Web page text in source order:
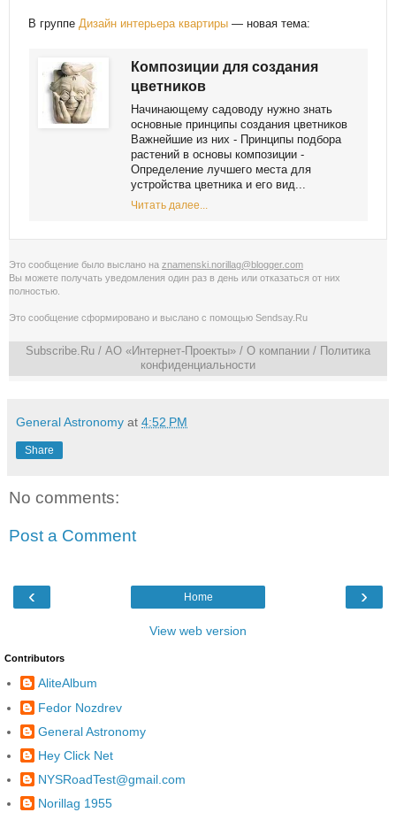
В группе Дизайн интерьера квартиры — новая тема:
Композиции для создания
цветников
Начинающему садоводу нужно знать
основные принципы создания цветников
Важнейшие из них - Принципы подбора
растений в основы композиции -
Определение лучшего места для
устройства цветника и его вид...
Читать далее...
Это сообщение было выслано на znamenski.norillag@blogger.com
Вы можете получать уведомления один раз в день или отказаться от них
полностью
Это сообщение сформировано и выслано с помощью Sendsay.Ru
Subscribe.Ru / АО «Интернет-Проекты» / О компании / Политика
конфиденциальности
General Astronomy at 4:52 PM
Share
No comments:
Post a Comment
‹ ›
Home
View web version
Contributors
AliteAlbum
Fedor Nozdrev
General Astronomy
Hey Click Net
NYSRoadTest@gmail.com
Norillag 1955